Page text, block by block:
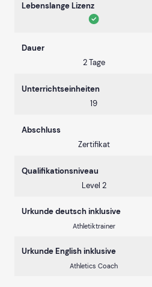
Lebenslange Lizenz
Dauer
2 Tage
Unterrichtseinheiten
19
Abschluss
Zertifikat
Qualifikationsniveau
Level 2
Urkunde deutsch inklusive
Athletiktrainer
Urkunde English inklusive
Athletics Coach